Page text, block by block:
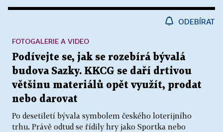
ODEBÍRAT
Podívejte se, jak se rozebírá bývalá
budova Sazky. KKCG se daří drtivou
většinu materiálů opět využít, prodat
nebo darovat
Po desetiletí bývala symbolem českého loterijního
trhu. Právě odtud se řídily hry jako Sportka nebo
FOTOGALERIE A VIDEO